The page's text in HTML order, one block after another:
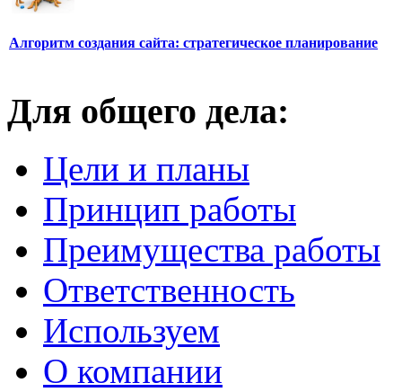
Алгоритм создания сайта: стратегическое планирование
Для общего дела:
Цели и планы
Принцип работы
Преимущества работы
Ответственность
Используем
О компании